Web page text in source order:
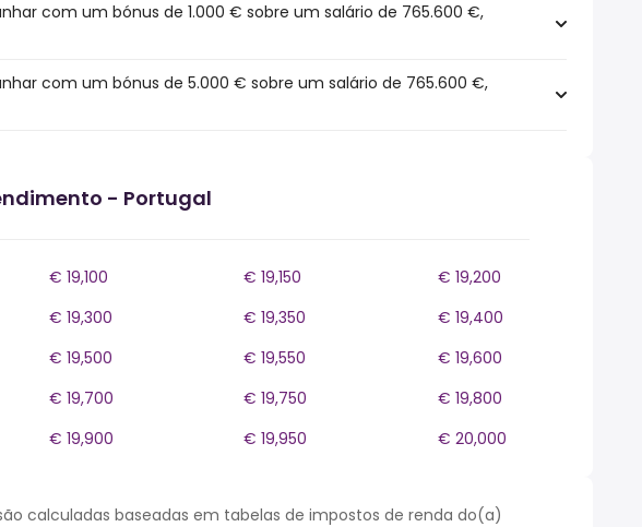
com um bónus de 1.000 € sobre um salário de 765.600 €,
com um bónus de 5.000 € sobre um salário de 765.600 €,
- Portugal
€ 19,100 € 19,150
€ 19,200
€ 19,300 € 19,350
€ 19,400
€ 19,500 € 19,550
€ 19,600
€ 19,700 € 19,750
€ 19,800
€ 19,900 € 19,950 € 20,000
calculadas baseadas em tabelas de impostos de renda do(a)